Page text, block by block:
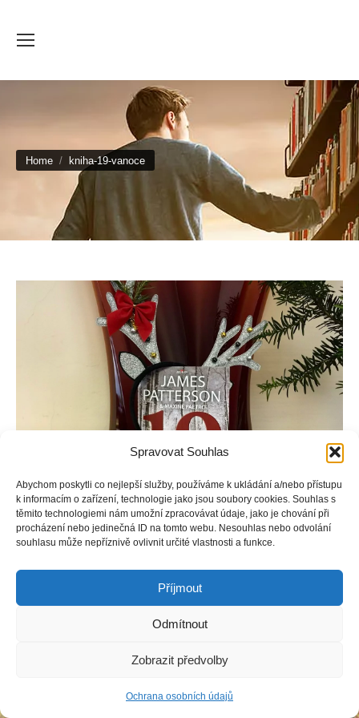
Spravovat Souhlas
Abychom poskytli co nejlepší služby, používáme k ukládání a/nebo přístupu
k informacím o zařízení, technologie jako jsou soubory cookies. Souhlas s
těmito technologiemi nám umožní zpracovávat údaje, jako je chování při
procházení nebo jedinečná ID na tomto webu. Nesouhlas nebo odvolání
souhlasu může nepříznivě ovlivnit určité vlastnosti a funkce.
Příjmout
Odmítnout
Zobrazit předvolby
Ochrana osobních údajů
You are here:
Home kniha-19-vanoce
Seržantka Lindsay Boxerová se chystá strávit svátky s
rodinou. Když ale dostane tip, že se v San Francisku na
Vánoce chystá loupež století, její plány se hroutí.
SEO